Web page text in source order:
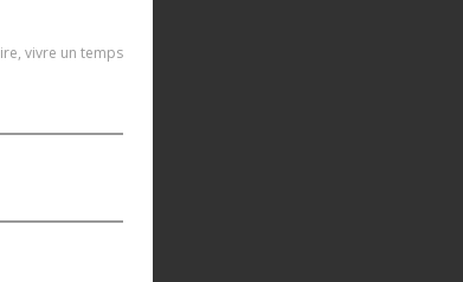
vivre un temps